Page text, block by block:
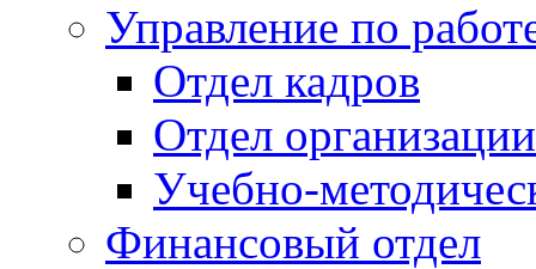
Управление по
Отдел кадров
Отдел
Учебно-
Финансовый отдел